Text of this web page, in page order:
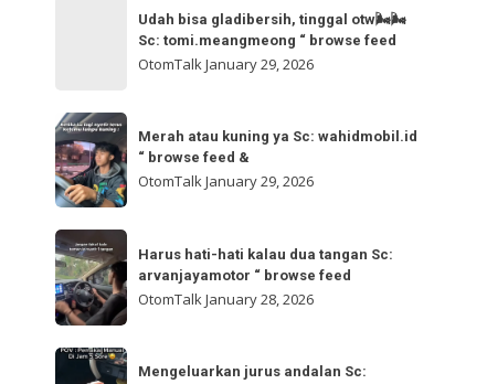
akmschooldrive_cikarang
&
follow
gladibersih,
otw
🌬
🌬
Sc:
“
browse
feed
Udah bisa gladibersih, tinggal otw🌬🌬
Sc: tomi.meangmeong “ browse feed
OtomTalkJanuary 29, 2026
Merah
atau
kuning
ya
Sc:
wahidmobil.id
“
browse
Merah atau kuning ya Sc: wahidmobil.id
“ browse feed &
OtomTalkJanuary 29, 2026
Harus
hati-
hati
kalau
dua
tangan
Harus hati-hati kalau dua tangan Sc:
arvanjayamotor “ browse feed
OtomTalkJanuary 28, 2026
MengeluarkanMengeluarkan jurus andalan Sc: